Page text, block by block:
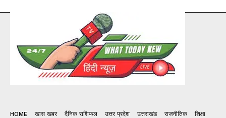
HOME खास खबर दैनिक राशिफल उत्तर प्रदेश उत्तराखंड राजनीतिक
शिक्षा